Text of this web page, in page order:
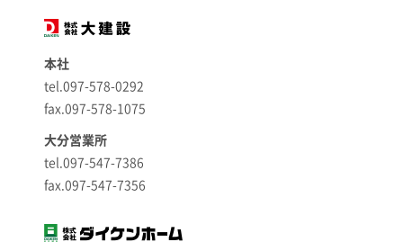
本社
tel.097-578-0292
fax.097-578-1075
大分営業所
tel.097-547-7386
fax.097-547-7356